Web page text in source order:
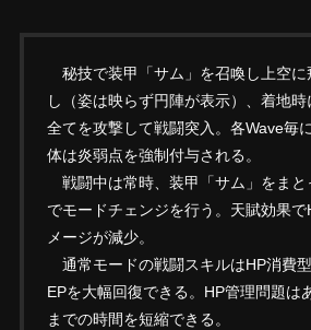
秘技で装甲「サム」を召喚し上空に
し（姿は映らず円陣が表示）、着地
全てを攻撃して戦闘突入。各Wave毎
体は炎弱点を強制付与される。
戦闘中は常時、装甲「サム」をまと
でモードチェンジを行う。天賦効果
メージが減少。
通常モードの戦闘スキルはHP消費
EPを大幅回復できる。HP管理問題は
までの時間を短縮できる。